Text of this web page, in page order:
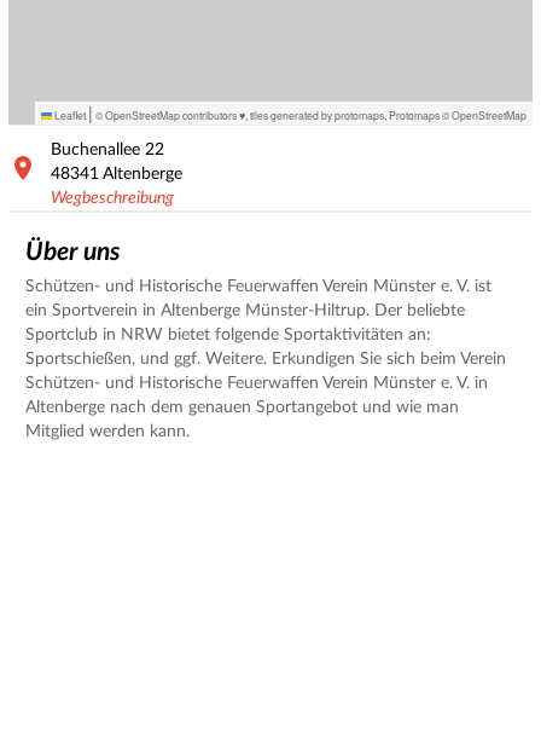
Leaflet | © OpenStreetMap contributors ♥, tiles generated by protomaps Protomaps©OpenStreetMap
Buchenallee 22
48341 Altenberge
Wegbeschreibung
Über uns
Schützen- und Historische Feuerwaffen Verein Münster e. V. ist
ein Sportverein in Altenberge Münster-Hiltrup. Der beliebte
Sportclub in NRW bietet folgende Sportaktivitäten an:
Sportschießen, und ggf. Weitere. Erkundigen Sie sich beim Verein
Schützen- und Historische Feuerwaffen Verein Münster e. V. in
Altenberge nach dem genauen Sportangebot und wie man
Mitglied werden kann.